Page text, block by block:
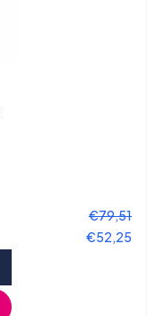
€79,51
€52,25